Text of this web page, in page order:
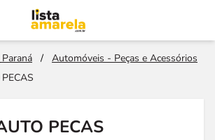
/
Automóveis - Peças e Acessórios
PECAS